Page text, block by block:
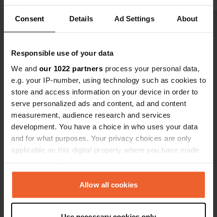
Consent Details Ad Settings About
Responsible use of your data
We and our 1022 partners process your personal data,
e.g. your IP-number, using technology such as cookies to
store and access information on your device in order to
serve personalized ads and content, ad and content
measurement, audience research and services
development. You have a choice in who uses your data
and for what purposes. Your privacy choices are only
applicable on this digital property where you have made
any time from the Cookie Declaration or by clicking on
the Privacy trigger icon.Allow all cookies
Es-tu déjà venu ici ?
Contact
5941 NV, Velden, Pays-Bas
Coordonnées
51° 24' 26" N 6° 9' 23" E